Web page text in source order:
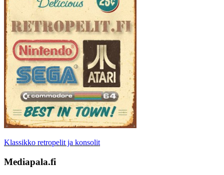
Klassikko retropelit ja konsolit
Mediapala.fi